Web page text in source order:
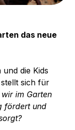
das neue
die Kids
sich für
im Garten
fördert und